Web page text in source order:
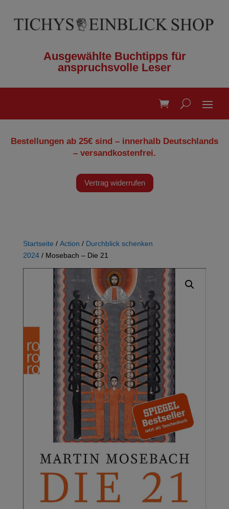
Ausgewählte Buchtipps für
anspruchsvolle Leser
Bestellungen ab 25€ sind – innerhalb Deutschlands
– versandkostenfrei.
Vertrag widerrufen
Startseite / Action / Durchblick schenken
2024/ Mosebach – Die 21